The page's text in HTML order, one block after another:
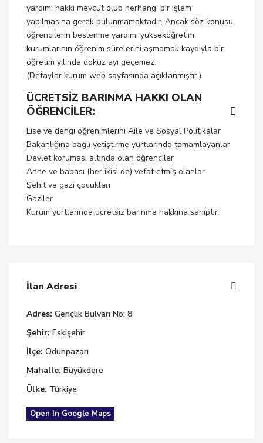
yardımı hakkı mevcut olup herhangi bir işlem
yapılmasına gerek bulunmamaktadır. Ancak söz konusu
öğrencilerin beslenme yardımı yükseköğretim
kurumlarının öğrenim sürelerini aşmamak kaydıyla bir
öğretim yılında dokuz ayı geçemez.
(Detaylar kurum web sayfasında açıklanmıştır.)
ÜCRETSİZ BARINMA HAKKI OLAN
ÖĞRENCİLER:
Lise ve dengi öğrenimlerini Aile ve Sosyal Politikalar
Bakanlığına bağlı yetiştirme yurtlarında tamamlayanlar
Devlet koruması altında olan öğrenciler
Anne ve babası (her ikisi de) vefat etmiş olanlar
Şehit ve gazi çocukları
Gaziler
Kurum yurtlarında ücretsiz barınma hakkına sahiptir.
İlan Adresi
Adres: Gençlik Bulvarı No: 8
Şehir: Eskişehir
İlçe: Odunpazarı
Mahalle: Büyükdere
Ülke: Türkiye
Open In Google Maps